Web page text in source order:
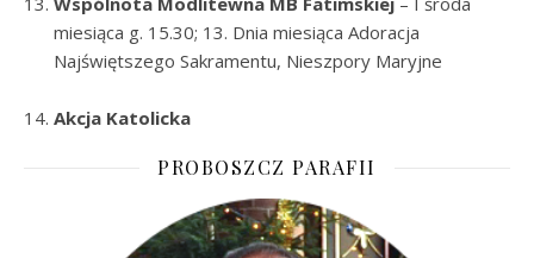
miesiąca g. 15.30; 13. Dnia miesiąca Adoracja
Najświętszego Sakramentu, Nieszpory Maryjne
Akcja Katolicka
PROBOSZCZ PARAFII